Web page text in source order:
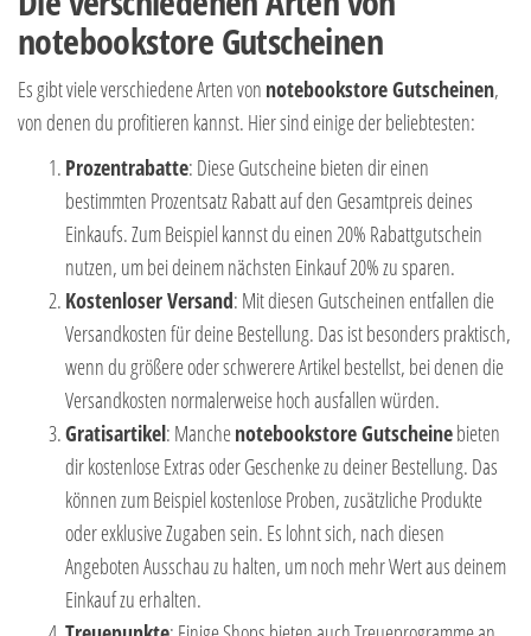
notebookstore Gutscheinen
Es gibt viele verschiedene Arten von notebookstore Gutscheinen,
von denen du profitieren kannst. Hier sind einige der beliebtesten:
Prozentrabatte: Diese Gutscheine bieten dir einen
bestimmten Prozentsatz Rabatt auf den Gesamtpreis deines
Einkaufs. Zum Beispiel kannst du einen 20% Rabattgutschein
nutzen, um bei deinem nächsten Einkauf 20% zu sparen.
Kostenloser Versand: Mit diesen Gutscheinen entfallen die
Versandkosten für deine Bestellung. Das ist besonders praktisch,
wenn du größere oder schwerere Artikel bestellst, bei denen die
Versandkosten normalerweise hoch ausfallen würden.
Gratisartikel: Manchenotebookstore Gutscheinebieten
dir kostenlose Extras oder Geschenke zu deiner Bestellung. Das
können zum Beispiel kostenlose Proben, zusätzliche Produkte
oder exklusive Zugaben sein. Es lohnt sich, nach diesen
Angeboten Ausschau zu halten, um noch mehr Wert aus deinem
Einkauf zu erhalten.